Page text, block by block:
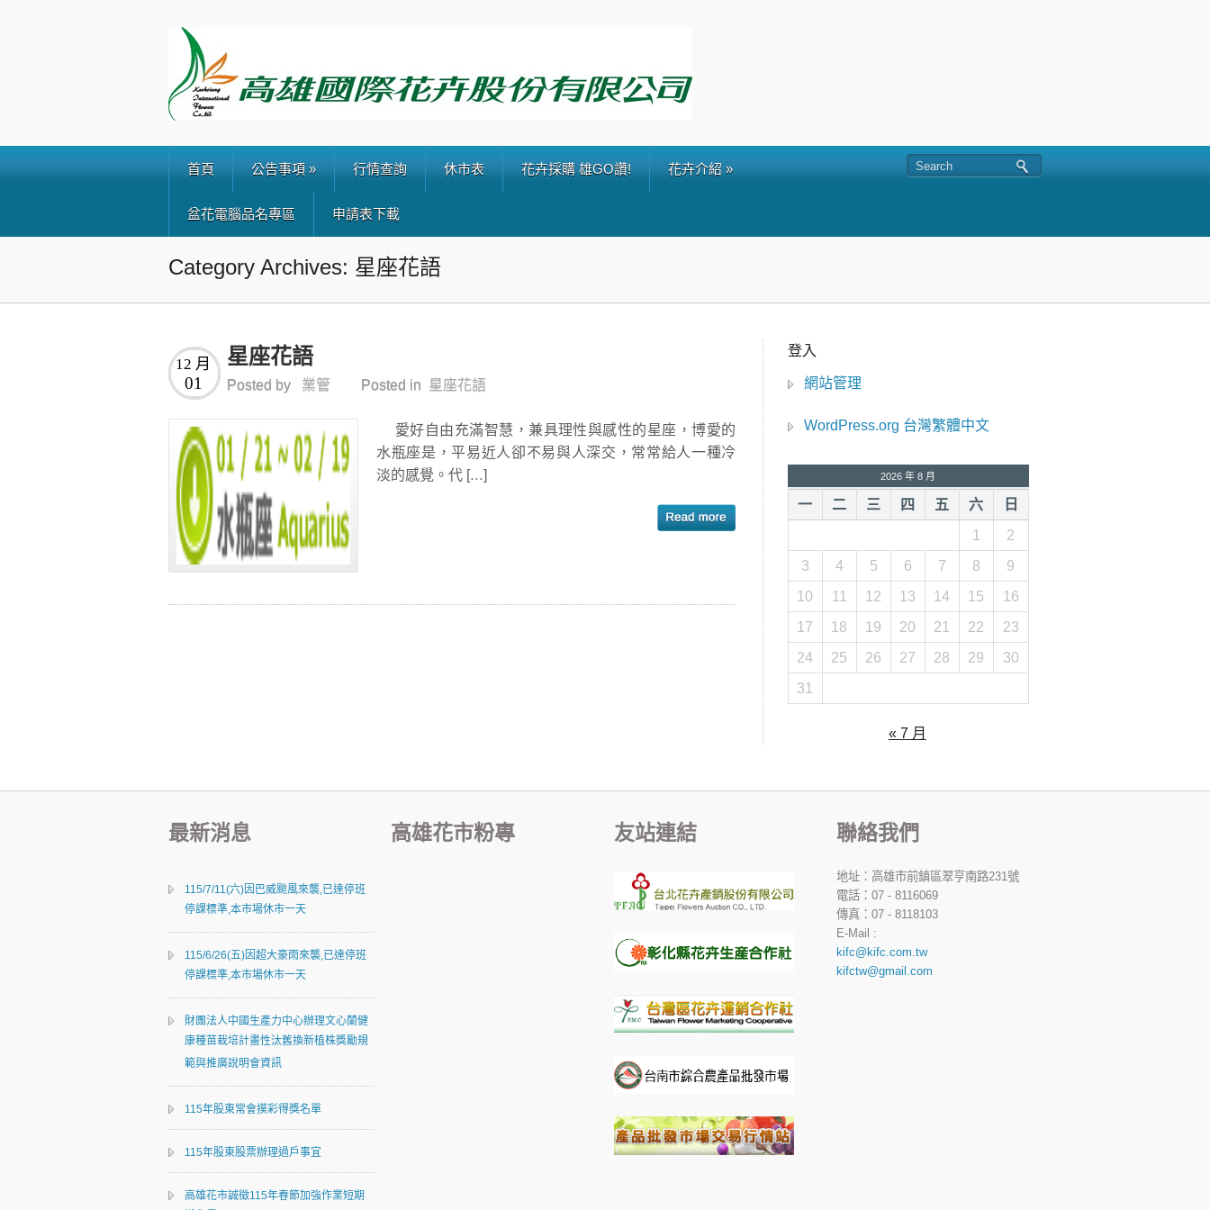
首頁 公告事項» 行情查詢 休市表 花卉採購 雄GO讚! 花卉介紹 »
盆花電腦品名專區 申請表下載
Category Archives: 星座花語
星座花語
12 月
01 Posted by 業管 Posted in 星座花語
愛好自由充滿智慧，兼具理性與感性的星座，博愛的
水瓶座是，平易近人卻不易與人深交，常常給人一種冷
淡的感覺。代 […]
登入
網站管理
WordPress.org 台灣繁體中文
2026 年 8 月
一 二 三 四 五 六
日
1
2
3
4 5 6 7 8
9
10
11 12 13 14 15
16
17
18 19 20 21 22
23
24
25 26 27 28 29
30
31
« 7 月
最新消息
115/7/11(六)因巴威颱風來襲,已達停班
停課標準,本市場休市一天
115/6/26(五)因超大豪雨來襲,已達停班
停課標準,本市場休市一天
財團法人中國生產力中心辦理文心蘭健
康種苗栽培計畫性汰舊換新植株獎勵規
範與推廣說明會資訊
115年股東常會摸彩得獎名單
115年股東股票辦理過戶事宜
高雄花市誠徵115年春節加強作業短期
高雄花市粉專 友站連結 聯絡我們
地址：高雄市前鎮區翠亨南路231號
電話：07 - 8116069
傳真：07 - 8118103
E-Mail :
kifc@kifc.com.tw
kifctw@gmail.com